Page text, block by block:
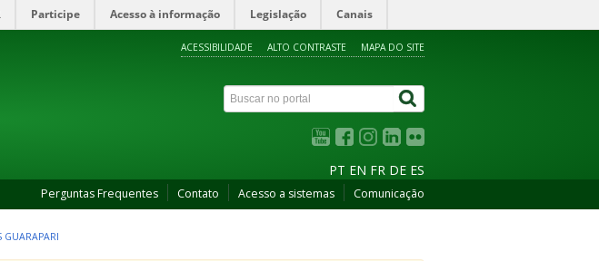
Participe Acesso à informação Legislação Canais
ACESSIBILIDADE ALTO CONTRASTE MAPA DO SITE
PT EN FR DE ES
Perguntas Frequentes Contato Acesso a sistemas Comunicação
GUARAPARI